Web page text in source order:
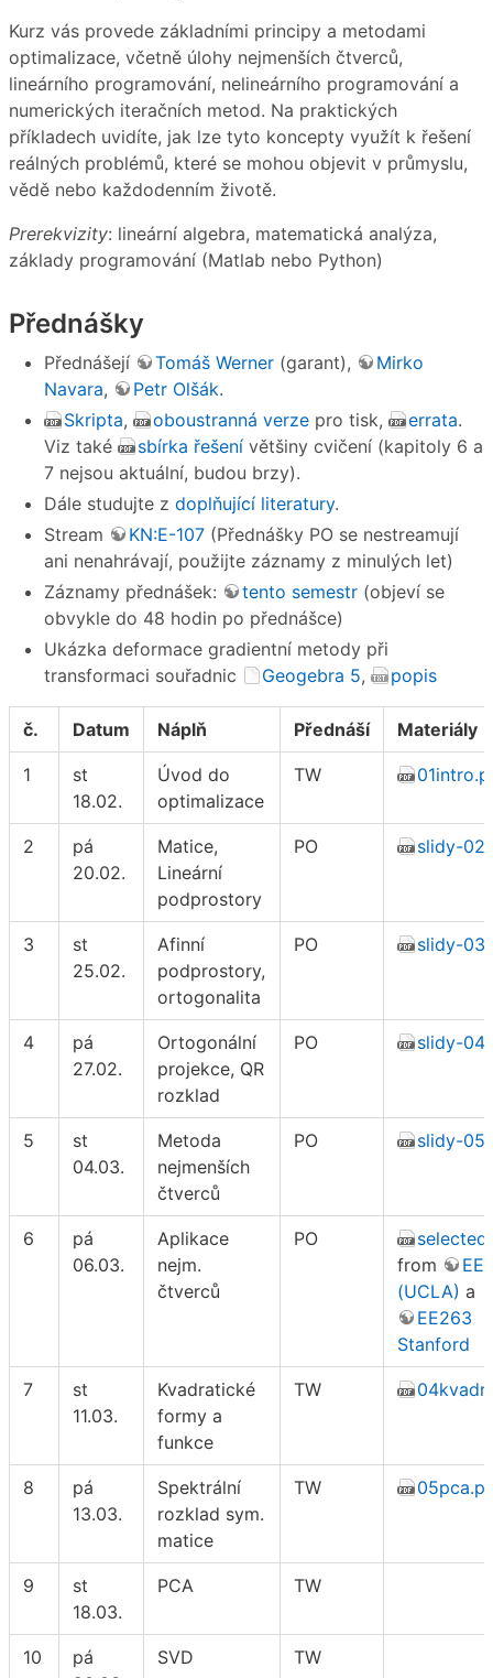
Kurz vás provede základními principy a metodami
optimalizace, včetně úlohy nejmenších čtverců,
lineárního programování, nelineárního programování a
numerických iteračních metod. Na praktických
příkladech uvidíte, jak lze tyto koncepty využít k řešení
reálných problémů, které se mohou objevit v průmyslu,
vědě nebo každodenním životě.
Prerekvizity: lineární algebra, matematická analýza,
základy programování (Matlab nebo Python)
Přednášky
Přednášejí Tomáš Werner (garant),
Mirko
Navara, Petr Olšák.
Skripta, oboustranná verze pro tisk, errata.
Viz také
sbírka řešení většiny cvičení (kapitoly 6 a
7 nejsou aktuální, budou brzy).
Dále studujte z doplňující literatury.
Stream
KN:E-107 (Přednášky PO se nestreamují
ani nenahrávají, použijte záznamy z minulých let)
Záznamy přednášek:
tento semestr (objeví se
obvykle do 48 hodin po přednášce)
Ukázka deformace gradientní metody při
transformaci souřadnic
Geogebra 5, popis
č. Datum Náplň Přednáší Materiály
1
st
18.02.
Úvod do
optimalizace
TW
2
pá
20.02.
Matice,
Lineární
podprostory
PO slidy-
3
st
25.02.
Afinní
podprostory,
ortogonalita
PO slidy-
4
pá
27.02.
Ortogonální
projekce, QR
rozklad
PO slidy-
5
st
04.03.
Metoda
nejmenších
čtverců
PO slidy-
6
pá
06.03.
Aplikace
nejm.
čtverců
PO
selected
from
(UCLA) a
EE263
Stanford
7
st
11.03.
Kvadratické
formy a
funkce
TW
8
pá
13.03.
Spektrální
rozklad sym.
matice
TW
9
st
18.03.
PCA TW
10
pá
SVD TW